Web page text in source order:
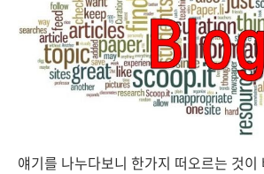
얘기를 나누다보니 한가지 떠오르는 것이